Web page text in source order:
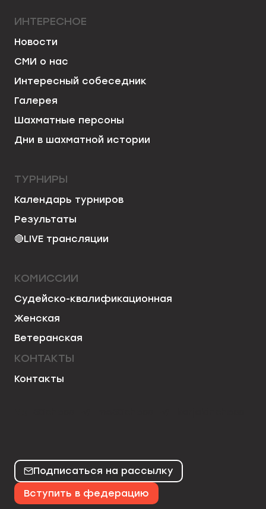
ИНТЕРЕСНОЕ
Новости
СМИ о нас
Интересный собеседник
Галерея
Шахматные персоны
Дни в шахматной истории
ТУРНИРЫ
Календарь турниров
Результаты
🔴LIVE трансляции
КОМИССИИ
Судейско-квалификационная
Женская
Ветеранская
КОНТАКТЫ
Контакты
Подписаться на рассылку
Вступить в федерацию